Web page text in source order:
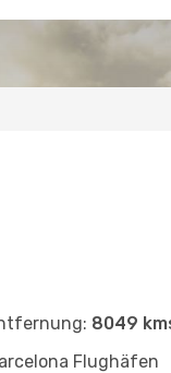
8049
Flughäfen